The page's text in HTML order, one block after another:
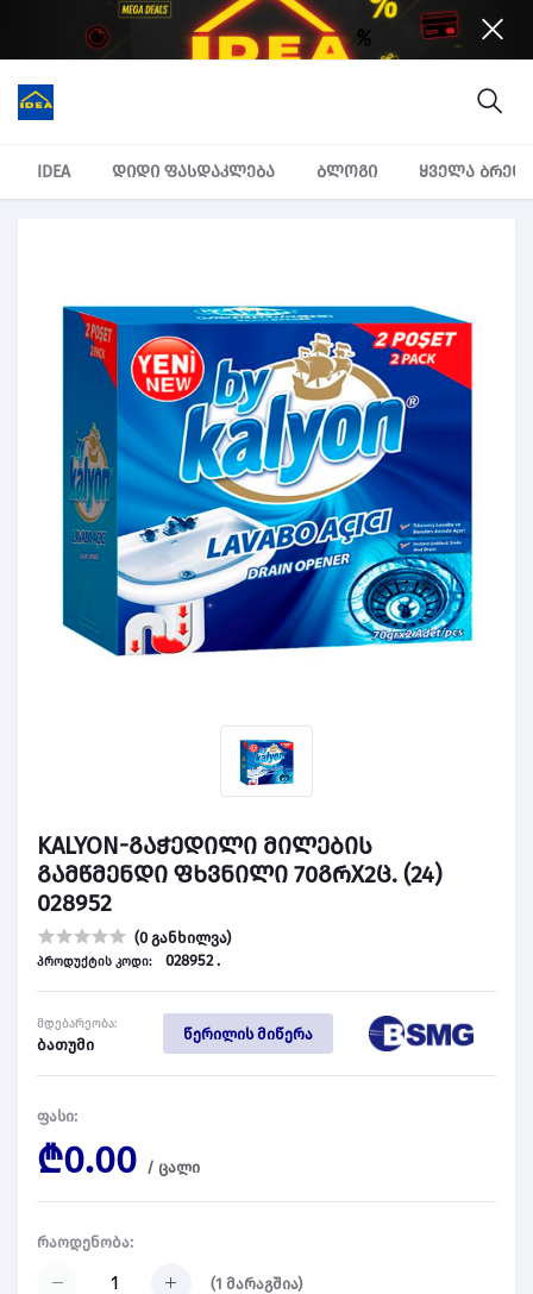
IDEA დიდი ფასდაკლება ბლოგი ყველა
KALYON-გაჭედილი მილების
გამწმენდი ფხვნილი 70გრX2ც. (24)
028952
(0 განხილვა)
პროდუქტის კოდი: 028952 .
მდებარეობა:
ბათუმი
წერილის მიწერა
ფასი:
₾0.00 / ცალი
რაოდენობა:
(1 მარაგშია)